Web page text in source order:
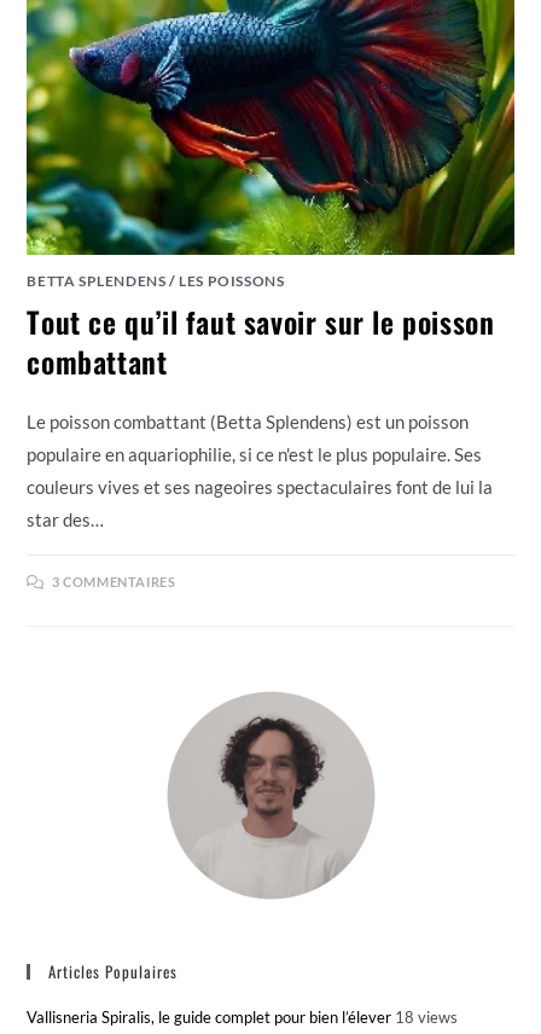
BETTA SPLENDENS / LES POISSONS
Tout ce qu’il faut savoir sur le poisson
combattant
Le poisson combattant (Betta Splendens) est un poisson
populaire en aquariophilie, si ce n'est le plus populaire. Ses
couleurs vives et ses nageoires spectaculaires font de lui la
star des…
3 COMMENTAIRES
Articles Populaires
Vallisneria Spiralis, le guide complet pour bien l’élever 18 views